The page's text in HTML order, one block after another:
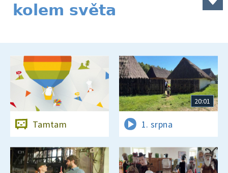
kolem světa
Tamtam
20:01
1. srpna